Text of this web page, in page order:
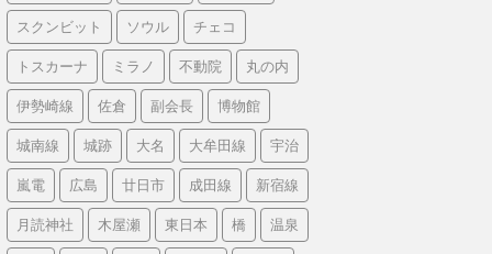
スクンビット ソウル チェコ
トスカーナ ミラノ 不動院 丸の内
伊勢崎線 佐倉 副会長 博物館
城南線 城跡 大名 大牟田線 宇治
嵐電 広島 廿日市 成田線 新宿線
月読神社 木屋瀬 東日本 橋 温泉